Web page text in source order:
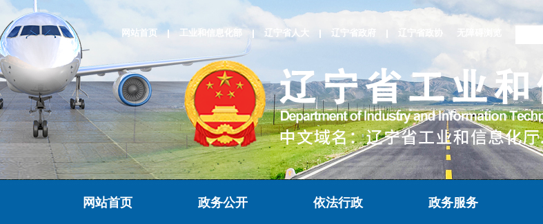
网站首页 工业和信息化部 辽宁省人大 辽宁省政府 辽宁省政协
网站首页 政务公开 依法行政 政务服务